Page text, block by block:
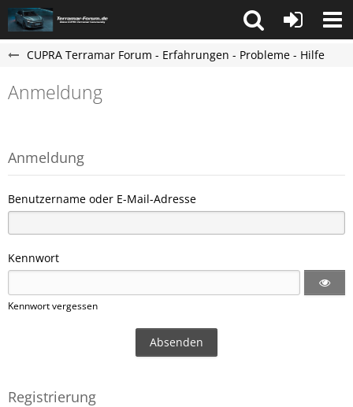
CUPRA Terramar Forum - Erfahrungen - Probleme - Hilfe
Anmeldung
Anmeldung
Benutzername oder E-Mail-Adresse
Kennwort
Kennwort vergessen
Registrierung